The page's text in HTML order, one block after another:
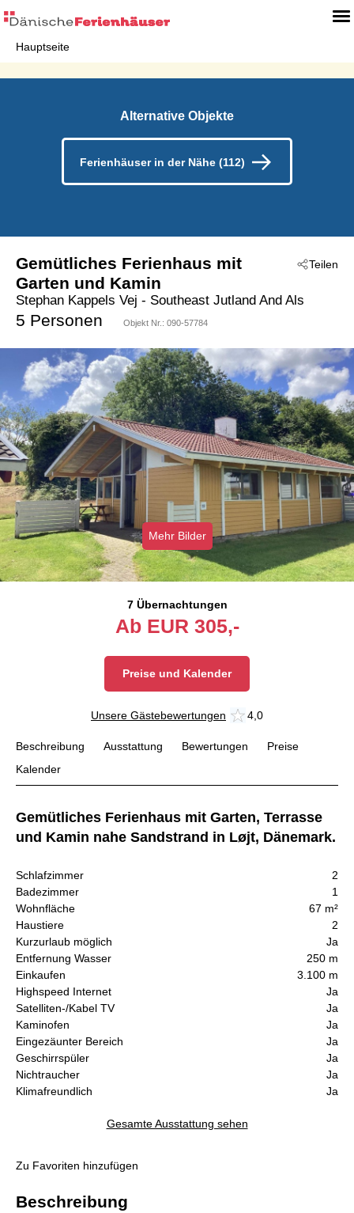
Hauptseite
Alternative Objekte
Ferienhäuser in der Nähe (112)
Teilen
Gemütliches Ferienhaus mit
Garten und Kamin
Stephan Kappels Vej - Southeast Jutland And Als
5 Personen Objekt Nr.: 090-57784
Mehr Bilder
7 Übernachtungen
Ab EUR 305,-
Preise und Kalender
Unsere Gästebewertungen 4,0
Beschreibung Ausstattung Bewertungen
Preise
Kalender
Gemütliches Ferienhaus mit Garten, Terrasse
und Kamin nahe Sandstrand in Løjt, Dänemark.
Schlafzimmer
2
Badezimmer
1
Wohnfläche
67 m²
Haustiere
2
Kurzurlaub möglich
Ja
Entfernung Wasser
250 m
Einkaufen
3.100 m
Highspeed Internet
Ja
Satelliten-/Kabel TV
Ja
Kaminofen
Ja
Eingezäunter Bereich
Ja
Geschirrspüler
Ja
Nichtraucher
Ja
Klimafreundlich
Ja
Gesamte Ausstattung sehen
Zu Favoriten hinzufügen
Beschreibung